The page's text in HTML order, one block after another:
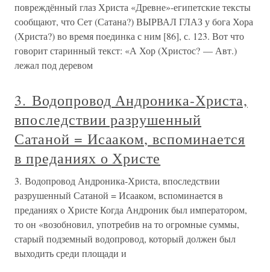
повреждённый глаз Христа «Древне»-египетские тексты
сообщают, что Сет (Сатана?) ВЫРВАЛ ГЛАЗ у бога Хора
(Христа?) во время поединка с ним [86], с. 123. Вот что
говорит старинный текст: «А Хор (Христос? — Авт.)
лежал под деревом
3. Водопровод Андроника-Христа,
впоследствии разрушенный
Сатаной = Исааком, вспоминается
в преданиях о Христе
3. Водопровод Андроника-Христа, впоследствии
разрушенный Сатаной = Исааком, вспоминается в
преданиях о Христе Когда Андроник был императором,
то он «возобновил, употребив на то огромные суммы,
старый подземный водопровод, который должен был
выходить среди площади и